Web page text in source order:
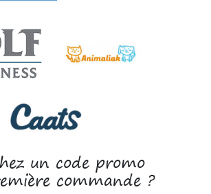
un code promo
commande ?